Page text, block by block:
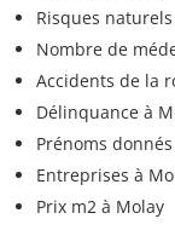
Risques
Nombre de
Accidents de la
Délinquance à
Prénoms
Entreprises à
Prix m2 à Molay